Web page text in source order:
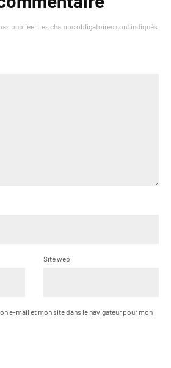
publiée. Les champs obligatoires sont indiqués
Site web
e-mail et mon site dans le navigateur pour mon